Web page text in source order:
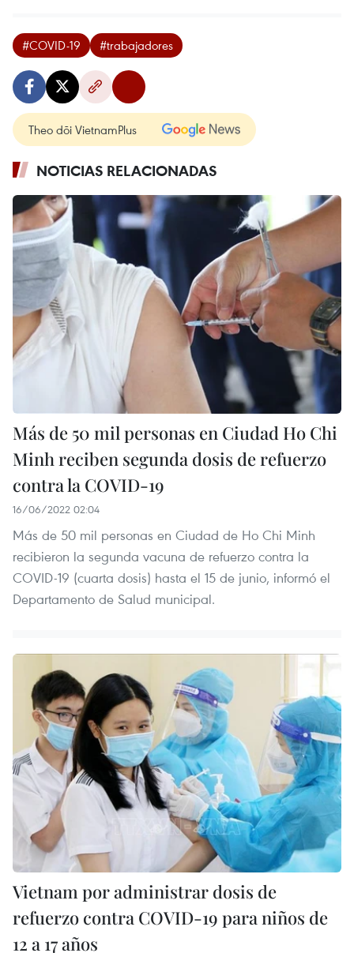
#COVID-19 #trabajadores
Theo dõi VietnamPlus
NOTICIAS RELACIONADAS
Más de 50 mil personas en Ciudad Ho Chi
Minh reciben segunda dosis de refuerzo
contra la COVID-19
16/06/2022 02:04
Más de 50 mil personas en Ciudad de Ho Chi Minh
recibieron la segunda vacuna de refuerzo contra la
COVID-19 (cuarta dosis) hasta el 15 de junio, informó el
Departamento de Salud municipal.
Vietnam por administrar dosis de
refuerzo contra COVID-19 para niños de
12 a 17 años